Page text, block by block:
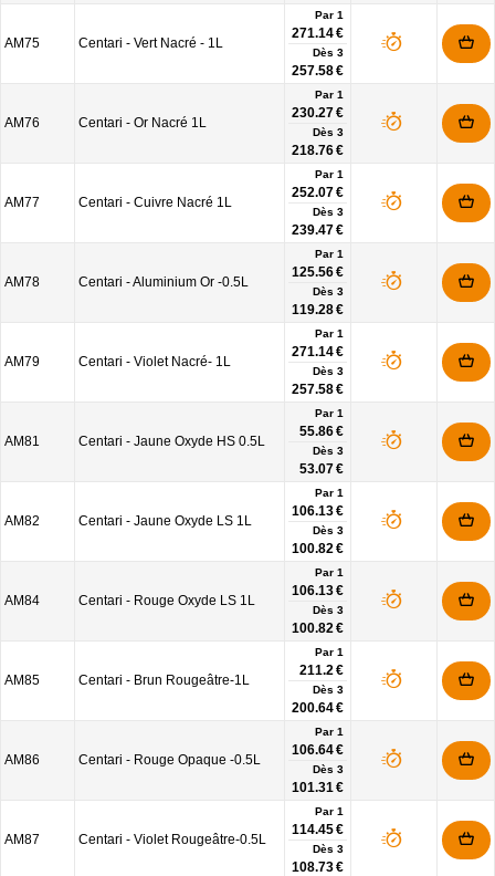
AM75 Centari - Vert Nacré - 1L
Par 1
271.14 €
Dès 3
257.58 €
AM76 Centari - Or Nacré 1L
Par 1
230.27 €
Dès 3
218.76 €
AM77 Centari - Cuivre Nacré 1L
Par 1
252.07 €
Dès 3
239.47 €
AM78 Centari - Aluminium Or -0.5L
Par 1
125.56 €
Dès 3
119.28 €
AM79 Centari - Violet Nacré- 1L
Par 1
271.14 €
Dès 3
257.58 €
AM81 Centari - Jaune Oxyde HS 0.5L
Par 1
55.86 €
Dès 3
53.07 €
AM82 Centari - Jaune Oxyde LS 1L
Par 1
106.13 €
Dès 3
100.82 €
AM84 Centari - Rouge Oxyde LS 1L
Par 1
106.13 €
Dès 3
100.82 €
AM85 Centari - Brun Rougeâtre-1L
Par 1
211.2 €
Dès 3
200.64 €
AM86 Centari - Rouge Opaque -0.5L
Par 1
106.64 €
Dès 3
101.31 €
AM87 Centari - Violet Rougeâtre-0.5L
Par 1
114.45 €
Dès 3
108.73 €